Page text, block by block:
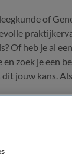
of
Of heb je al
zoek je een
jouw kans.